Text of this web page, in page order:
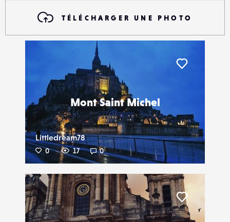
CONTACTS
ÉVÉNEMENTS
TÉLÉCHARGER UNE PHOTO
Mont Saint Michel
Littledream78
0 17 0